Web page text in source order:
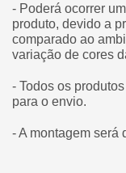
- Poderá ocorrer
produto, devido a
comparado ao
variação de cores
- Todos os
para o envio.
- A montagem será